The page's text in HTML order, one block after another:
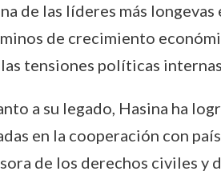
de las líderes más
de crecimiento
tensiones políticas
a su legado, Hasina ha
en la cooperación con
de los derechos civiles y